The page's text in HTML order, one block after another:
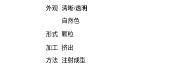
外观 清晰/透明
自然色
形式 颗粒
加工
方法
挤出
注射成型